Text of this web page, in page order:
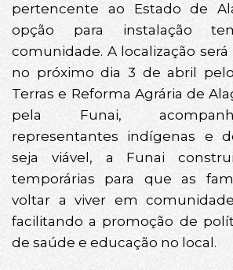
pertencente ao Estado de
opção para instalação
comunidade. A localização será
no próximo dia 3 de abril
Terras e Reforma Agrária de
pela Funai,
representantes indígenas e
seja viável, a Funai
temporárias para que as
voltar a viver em
facilitando a promoção de
de saúde e educação no local.